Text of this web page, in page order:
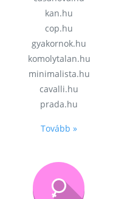
kan.hu
cop.hu
gyakornok.hu
komolytalan.hu
minimalista.hu
cavalli.hu
prada.hu
Tovább »